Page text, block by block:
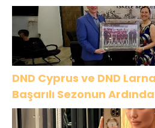
DND Cyprus ve DND
Başarılı Sezonun
Belediyesi’nde Bir Araya